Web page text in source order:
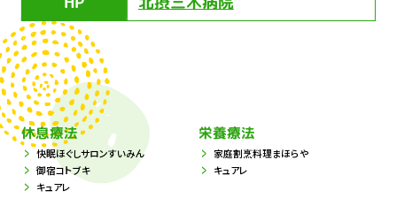
休息療法
快眠ほぐしサロンすいみん
御宿コトブキ
キュアレ
栄養療法
家庭割烹料理まほらや
キュアレ